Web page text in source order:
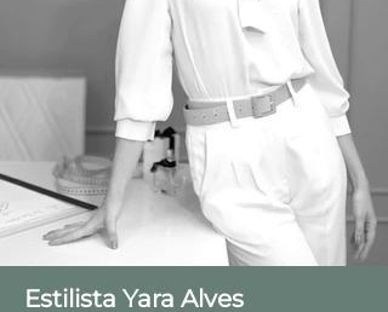
Estilista Yara Alves